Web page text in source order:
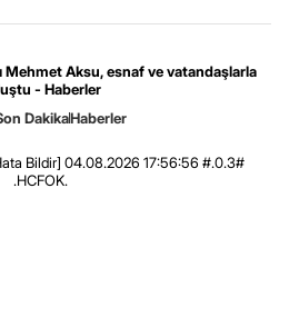
Mehmet Aksu, esnaf ve vatandaşlarla
- Haberler
DakikaHaberler
Bildir] 04.08.2026 17:56:56 #.0.3#
.HCFOK.